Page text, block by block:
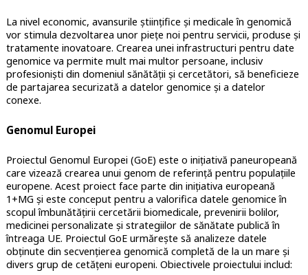
La nivel economic, avansurile științifice și medicale în genomică
vor stimula dezvoltarea unor piețe noi pentru servicii, produse și
tratamente inovatoare. Crearea unei infrastructuri pentru date
genomice va permite mult mai multor persoane, inclusiv
profesioniști din domeniul sănătății și cercetători, să beneficieze
de partajarea securizată a datelor genomice și a datelor
conexe.
Genomul Europei
Proiectul Genomul Europei (GoE) este o inițiativă paneuropeană
care vizează crearea unui genom de referință pentru populațiile
europene. Acest proiect face parte din inițiativa europeană
1+MG și este conceput pentru a valorifica datele genomice în
scopul îmbunătățirii cercetării biomedicale, prevenirii bolilor,
medicinei personalizate și strategiilor de sănătate publică în
întreaga UE. Proiectul GoE urmărește să analizeze datele
obținute din secvențierea genomică completă de la un mare și
divers grup de cetățeni europeni. Obiectivele proiectului includ: